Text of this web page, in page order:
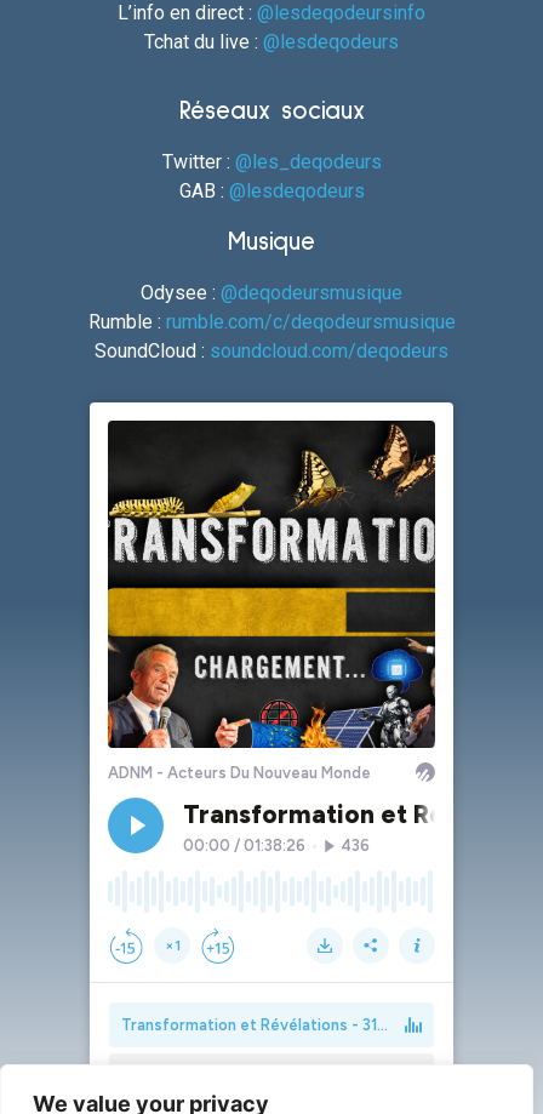
We value your privacy
L’info en direct : @lesdeqodeursinfo
Tchat du live : @lesdeqodeurs
Réseaux sociaux
Twitter : @les_deqodeurs
GAB : @lesdeqodeurs
Musique
Odysee : @deqodeursmusique
Rumble : rumble.com/c/deqodeursmusique
SoundCloud : soundcloud.com/deqodeurs